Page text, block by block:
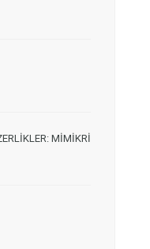
MİMİKRİ